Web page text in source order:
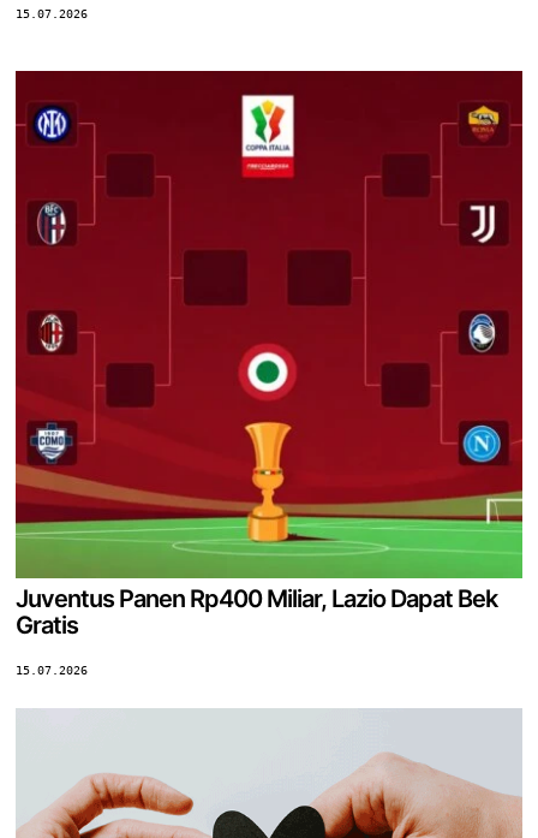
15.07.2026
Juventus Panen Rp400 Miliar, Lazio Dapat Bek
Gratis
15.07.2026